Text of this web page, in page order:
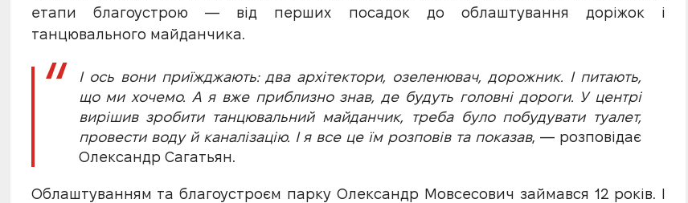
етапи благоустрою — від перших посадок до облаштування доріжок і
танцювального майданчика.
І ось вони приїжджають: два архітектори, озеленювач, дорожник. І питають,
що ми хочемо. А я вже приблизно знав, де будуть головні дороги. У центрі
вирішив зробити танцювальний майданчик, треба було побудувати туалет,
провести воду й каналізацію. І я все це їм розповів та показав, — розповідає
Олександр Сагатьян.
Облаштуванням та благоустроєм парку Олександр Мовсесович займався 12 років. І